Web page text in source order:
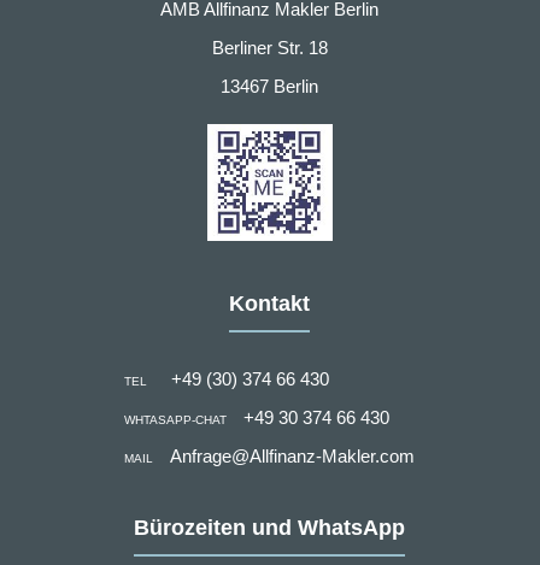
AMB Allfinanz Makler Berlin
Berliner Str. 18
13467 Berlin
Kontakt
TEL +49 (30) 374 66 430
WHTASAPP-CHAT +49 30 374 66 430
MAIL Anfrage@Allfinanz-Makler.com
Bürozeiten und WhatsApp